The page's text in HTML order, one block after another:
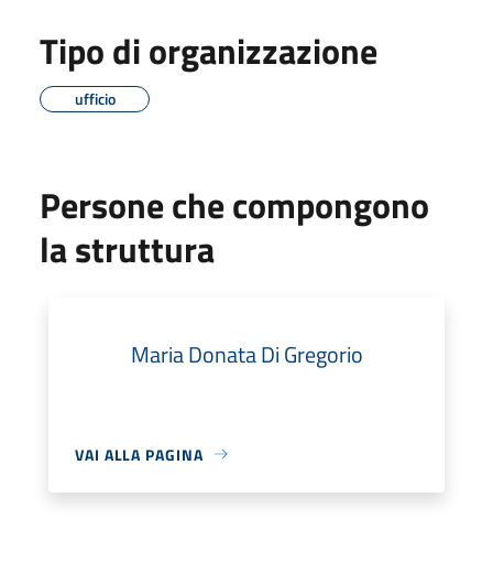
Tipo di organizzazione
ufficio
Persone che compongono
la struttura
Maria Donata Di Gregorio
VAI ALLA PAGINA